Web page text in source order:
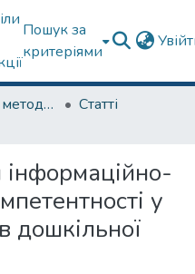
Пошук за
критеріями
Кафедра теорії та методик дошкільної освіти
Статті
у
дошкільної